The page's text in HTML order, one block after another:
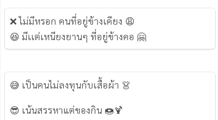
❌ ไม่มีหรอก คนที่อยู่ข้างเคียง 😩
😆 มีเเต่เหนียงยานๆ ที่อยู่ข้างคอ 🤗
😅 เป็นคนไม่ลงทุนกับเสื้อผ้า 👗
😎 เน้นสรรหาแต่ของกิน 🍩🍹